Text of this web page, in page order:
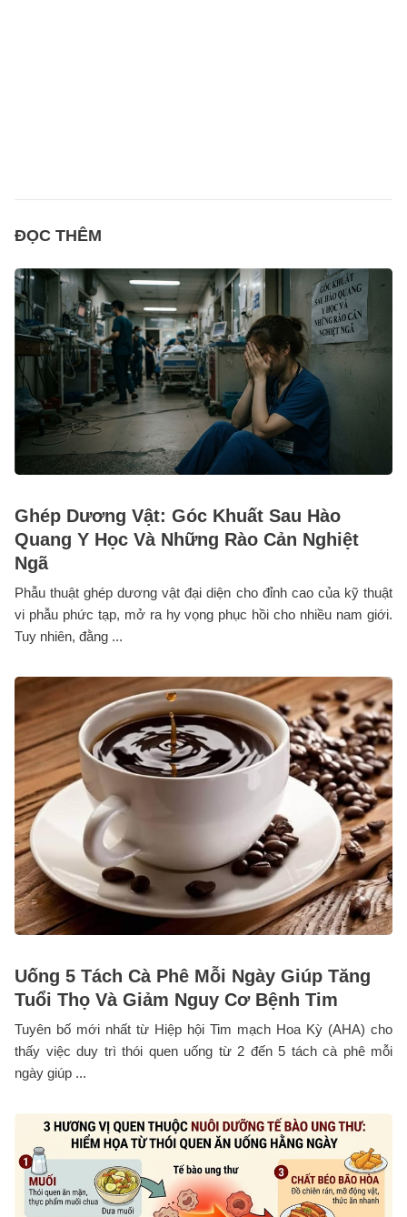
ĐỌC THÊM
Ghép Dương Vật: Góc Khuất Sau Hào
Quang Y Học Và Những Rào Cản Nghiệt
Ngã
Phẫu thuật ghép dương vật đại diện cho đỉnh cao của kỹ thuật
vi phẫu phức tạp, mở ra hy vọng phục hồi cho nhiều nam giới.
Tuy nhiên, đằng ...
Uống 5 Tách Cà Phê Mỗi Ngày Giúp Tăng
Tuổi Thọ Và Giảm Nguy Cơ Bệnh Tim
Tuyên bố mới nhất từ Hiệp hội Tim mạch Hoa Kỳ (AHA) cho
thấy việc duy trì thói quen uống từ 2 đến 5 tách cà phê mỗi
ngày giúp ...